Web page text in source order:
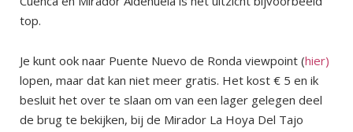
top.
Je kunt ook naar Puente Nuevo de Ronda viewpoint (hier)
lopen, maar dat kan niet meer gratis. Het kost € 5 en ik
besluit het over te slaan om van een lager gelegen deel
de brug te bekijken, bij de Mirador La Hoya Del Tajo